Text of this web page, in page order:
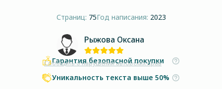
Страниц: 75Год написания: 2023
Рыжова Оксана
Сообщить о нарушении авторских прав
Гарантия безопасной покупки
Уникальность текста выше 50%